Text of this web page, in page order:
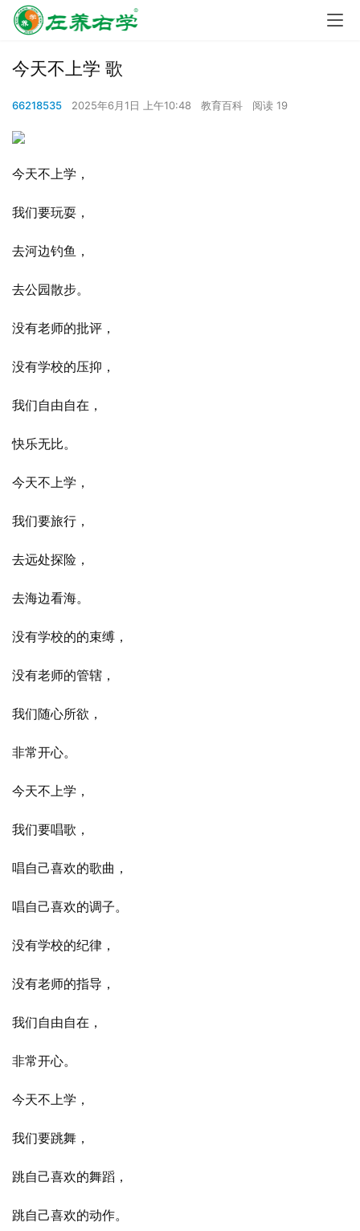
今天不上学 歌
66218535 2025年6月1日 上午10:48 教育百科 阅读 19
今天不上学，
我们要玩耍，
去河边钓鱼，
去公园散步。
没有老师的批评，
没有学校的压抑，
我们自由自在，
快乐无比。
今天不上学，
我们要旅行，
去远处探险，
去海边看海。
没有学校的的束缚，
没有老师的管辖，
我们随心所欲，
非常开心。
今天不上学，
我们要唱歌，
唱自己喜欢的歌曲，
唱自己喜欢的调子。
没有学校的纪律，
没有老师的指导，
我们自由自在，
非常开心。
今天不上学，
我们要跳舞，
跳自己喜欢的舞蹈，
跳自己喜欢的动作。